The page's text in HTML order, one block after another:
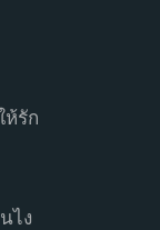
ห้รัก
ไง